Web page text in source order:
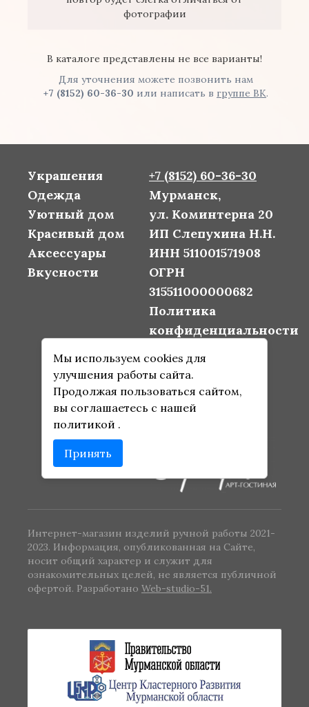
фотографии
В каталоге представлены не все варианты!
Для уточнения можете позвонить нам
+7 (8152) 60-36-30 или написать в группе ВК.
Украшения
Одежда
Уютный дом
Красивый дом
Аксессуары
Вкусности
+7 (8152) 60-36-30
Мурманск,
ул. Коминтерна 20
ИП Слепухина Н.Н.
ИНН 511001571908
ОГРН
315511000000682
Политика
конфиденциальности
обработку
персональных
данных
Мы используем cookies для
улучшения работы сайта.
Продолжая пользоваться сайтом,
вы соглашаетесь с нашей
политикой .
Принять
Интернет-магазин изделий ручной работы 2021-
2023. Информация, опубликованная на Сайте,
носит общий характер и служит для
ознакомительных целей, не является публичной
офертой. Разработано Web-studio-51.